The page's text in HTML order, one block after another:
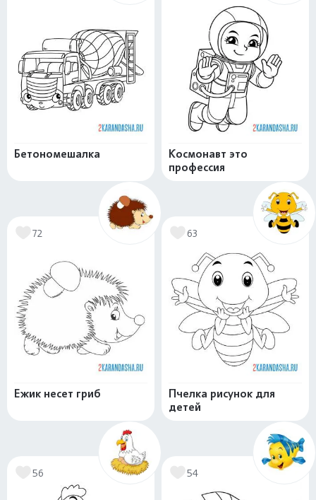
Бетономешалка
Космонавт это
профессия
72
Ежик несет гриб
63
Пчелка рисунок для
детей
56 54